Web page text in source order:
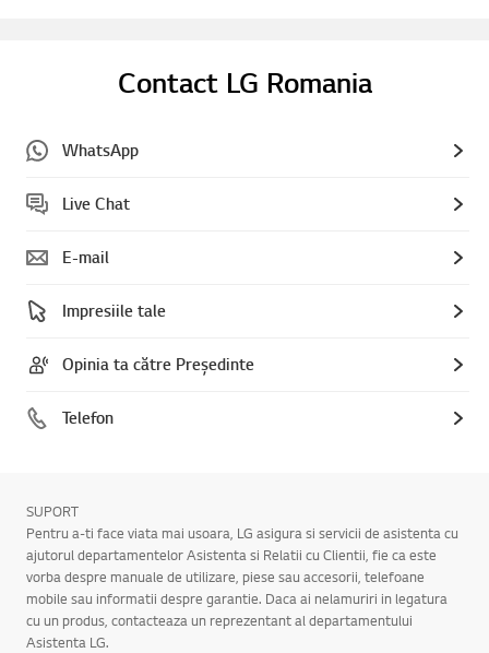
Contact LG Romania
WhatsApp
Live Chat
E-mail
Impresiile tale
Opinia ta către Președinte
Telefon
SUPORT
Pentru a-ti face viata mai usoara, LG asigura si servicii de asistenta cu
ajutorul departamentelor Asistenta si Relatii cu Clientii, fie ca este
vorba despre manuale de utilizare, piese sau accesorii, telefoane
mobile sau informatii despre garantie. Daca ai nelamuriri in legatura
cu un produs, contacteaza un reprezentant al departamentului
Asistenta LG.